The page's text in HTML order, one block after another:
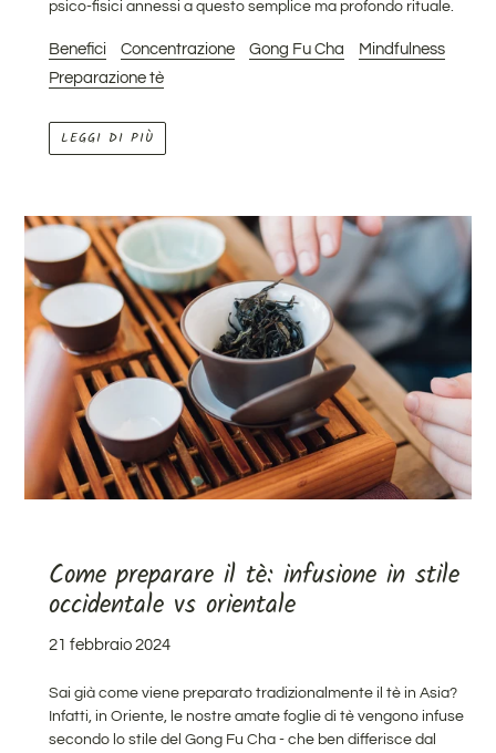
psico-fisici annessi a questo semplice ma profondo rituale.
Benefici Concentrazione Gong Fu Cha
Mindfulness
Preparazione tè
LEGGI DI PIÙ
Come preparare il tè: infusione in stile
occidentale vs orientale
21 febbraio 2024
Sai già come viene preparato tradizionalmente il tè in Asia?
Infatti, in Oriente, le nostre amate foglie di tè vengono infuse
secondo lo stile del Gong Fu Cha - che ben differisce dal